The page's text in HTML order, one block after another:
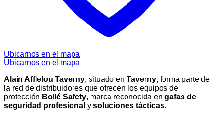
Ubicarnos en el mapa
Ubicarnos en el mapa
Alain Afflelou Taverny, situado en Taverny, forma parte de
la red de distribuidores que ofrecen los equipos de
protección Bollé Safety, marca reconocida en gafas de
seguridad profesional y soluciones tácticas.